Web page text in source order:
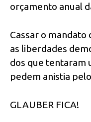
orçamento anual
Cassar o
as liberdades
dos que tentaram
pedem anistia
GLAUBER FICA!